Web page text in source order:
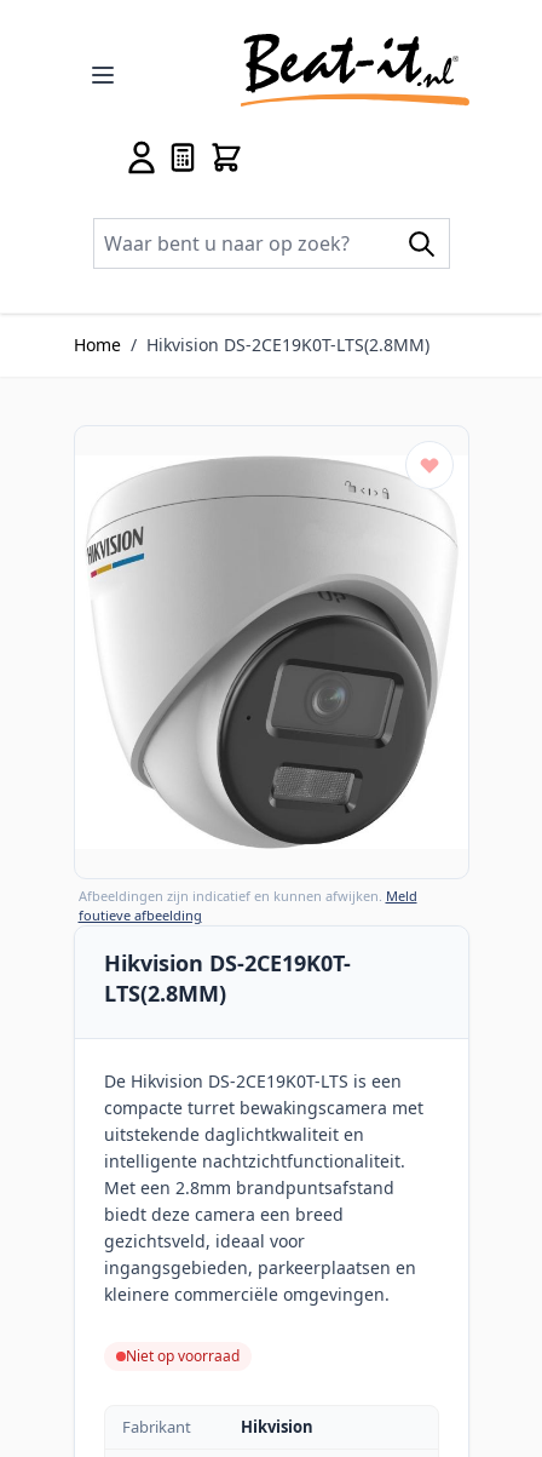
Home / Hikvision DS-2CE19K0T-LTS(2.8MM)
Afbeeldingen zijn indicatief en kunnen afwijken. Meld
foutieve afbeelding
Hikvision DS-2CE19K0T-
LTS(2.8MM)
De Hikvision DS-2CE19K0T-LTS is een
compacte turret bewakingscamera met
uitstekende daglichtkwaliteit en
intelligente nachtzichtfunctionaliteit.
Met een 2.8mm brandpuntsafstand
biedt deze camera een breed
gezichtsveld, ideaal voor
ingangsgebieden, parkeerplaatsen en
kleinere commerciële omgevingen.
Niet op voorraad
Fabrikant
Hikvision